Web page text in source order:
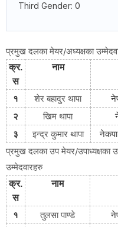
Third Gender: 0
प्रमुख दलका मेयर/अध्यक्षका
क्र.
स
नाम
१ शेर बहादुर थापा
२
खिम थापा
३
इन्द्र कुमार थापा नेकपा
प्रमुख दलका उप मेयर/उपाध्यक्षका
उम्मेदवारहरु
क्र.
स
नाम
१ तुलसा पाण्डे